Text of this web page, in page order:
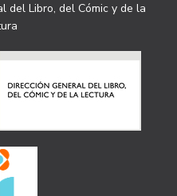
del Libro, del Cómic y de la